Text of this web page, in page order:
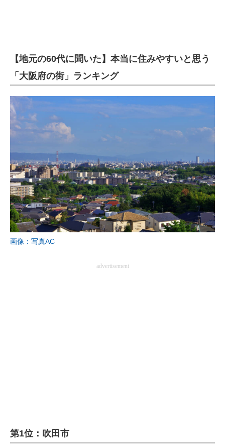
【地元の60代に聞いた】本当に住みやすいと思う
「大阪府の街」ランキング
画像：写真AC
advertisement
第1位：吹田市